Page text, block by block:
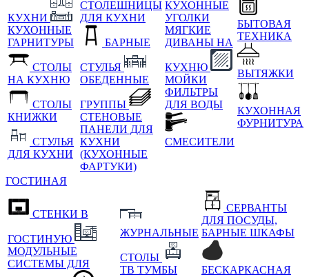
КУХНИ
КУХОННЫЕ
ГАРНИТУРЫ
СТОЛЫ
НА КУХНЮ
СТОЛЫ
КНИЖКИ
СТУЛЬЯ
ДЛЯ КУХНИ
СТОЛЕШНИЦЫ
ДЛЯ КУХНИ
БАРНЫЕ
СТУЛЬЯ
ОБЕДЕННЫЕ
ГРУППЫ
СТЕНОВЫЕ
ПАНЕЛИ ДЛЯ
КУХНИ
(КУХОННЫЕ
ФАРТУКИ)
КУХОННЫЕ
УГОЛКИ
МЯГКИЕ
ДИВАНЫ НА
КУХНЮ
МОЙКИ
ФИЛЬТРЫ
ДЛЯ ВОДЫ
СМЕСИТЕЛИ
БЫТОВАЯ
ТЕХНИКА
ВЫТЯЖКИ
КУХОННАЯ
ФУРНИТУРА
ГОСТИНАЯ
СТЕНКИ В
ГОСТИНУЮ
МОДУЛЬНЫЕ
СИСТЕМЫ ДЛЯ
ЖУРНАЛЬНЫЕ
СТОЛЫ
ТВ ТУМБЫ
СЕРВАНТЫ
ДЛЯ ПОСУДЫ,
БАРНЫЕ ШКАФЫ
БЕСКАРКАСНАЯ